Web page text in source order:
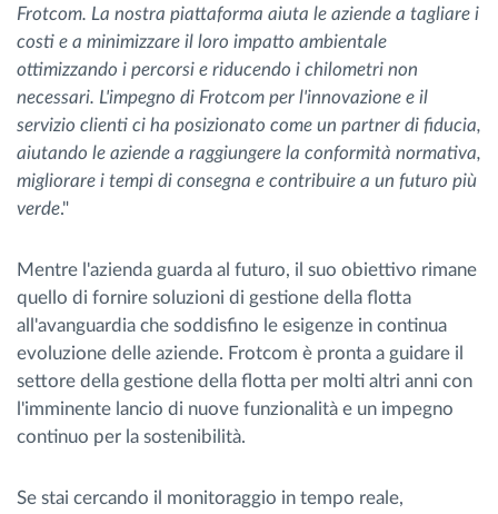
Frotcom. La nostra piattaforma aiuta le aziende a tagliare i
costi e a minimizzare il loro impatto ambientale
ottimizzando i percorsi e riducendo i chilometri non
necessari. L'impegno di Frotcom per l'innovazione e il
servizio clienti ci ha posizionato come un partner di fiducia,
aiutando le aziende a raggiungere la conformità normativa,
migliorare i tempi di consegna e contribuire a un futuro più
verde."
Mentre l'azienda guarda al futuro, il suo obiettivo rimane
quello di fornire soluzioni di gestione della flotta
all'avanguardia che soddisfino le esigenze in continua
evoluzione delle aziende. Frotcom è pronta a guidare il
settore della gestione della flotta per molti altri anni con
l'imminente lancio di nuove funzionalità e un impegno
continuo per la sostenibilità.
Se stai cercando il monitoraggio in tempo reale,